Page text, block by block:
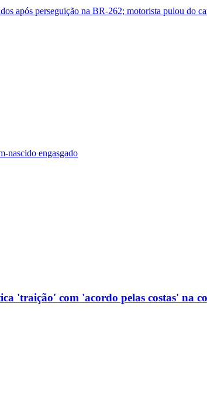
após perseguição na BR-262; motorista pulou do
nascido engasgado
'traição' com 'acordo pelas costas' na